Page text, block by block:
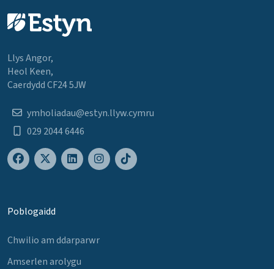
Llys Angor,
Heol Keen,
Caerdydd CF24 5JW
ymholiadau@estyn.llyw.cymru
029 2044 6446
Poblogaidd
Chwilio am ddarparwr
Amserlen arolygu